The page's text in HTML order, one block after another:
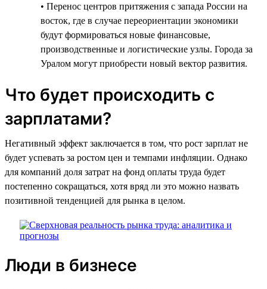
• Перенос центров притяжения с запада России на
восток, где в случае переориентации экономики
будут формироваться новые финансовые,
производственные и логистические узлы. Города за
Уралом могут приобрести новый вектор развития.
Что будет происходить с
зарплатами?
Негативный эффект заключается в том, что рост зарплат не
будет успевать за ростом цен и темпами инфляции. Однако
для компаний доля затрат на фонд оплаты труда будет
постепенно сокращаться, хотя вряд ли это можно назвать
позитивной тенденцией для рынка в целом.
Люди в бизнесе